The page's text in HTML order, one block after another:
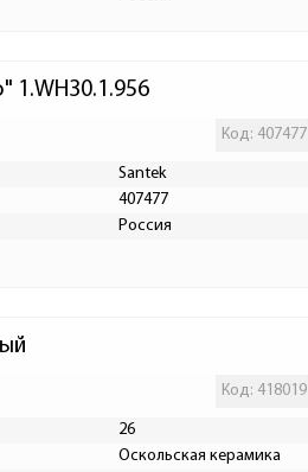
1.WH30.1.956
Код: 407477
Santek
407477
Россия
Код: 418019
26
Оскольская керамика